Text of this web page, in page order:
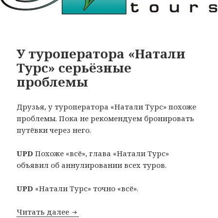
У туроператора «Натали
Турс» серьёзные
проблемы
Друзья, у туроператора «Натали Турс» похоже
проблемы. Пока не рекомендуем бронировать
путёвки через него.
UPDПохоже «всё», глава «Натали Турс»
объявил об аннулировании всех туров.
UPD «Натали Турс» точно «всё».
Читать далее У туроператора «Натали Турс»